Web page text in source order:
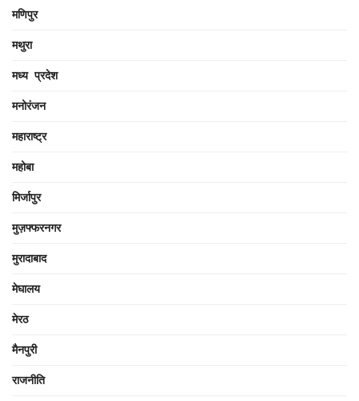
मणिपुर
मथुरा
मध्य प्रदेश
मनोरंजन
महाराष्ट्र
महोबा
मिर्जापुर
मुज़फ्फरनगर
मुरादाबाद
मेघालय
मेरठ
मैनपुरी
राजनीति